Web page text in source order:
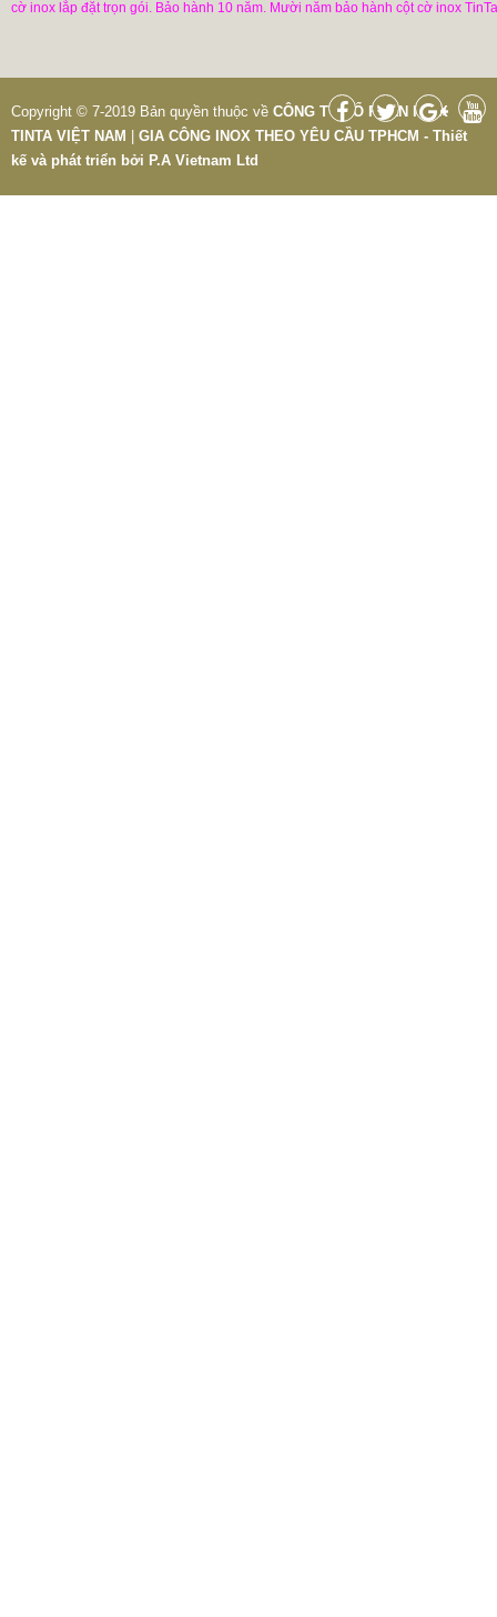
cờ inox lắp đặt trọn gói. Bảo hành 10 năm. Mười năm bảo hành cột cờ inox
Copyright © 7-2019 Bản quyền thuộc về CÔNG TY CỔ PHẦN INOX
TINTA VIỆT NAM
GIA CÔNG INOX THEO YÊU CẦU TPHCM - Thiết
kế và phát triển bởi P.A Vietnam Ltd